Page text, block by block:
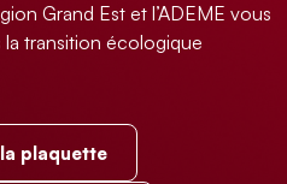
Grand Est et l’ADEME vous
transition écologique
plaquette